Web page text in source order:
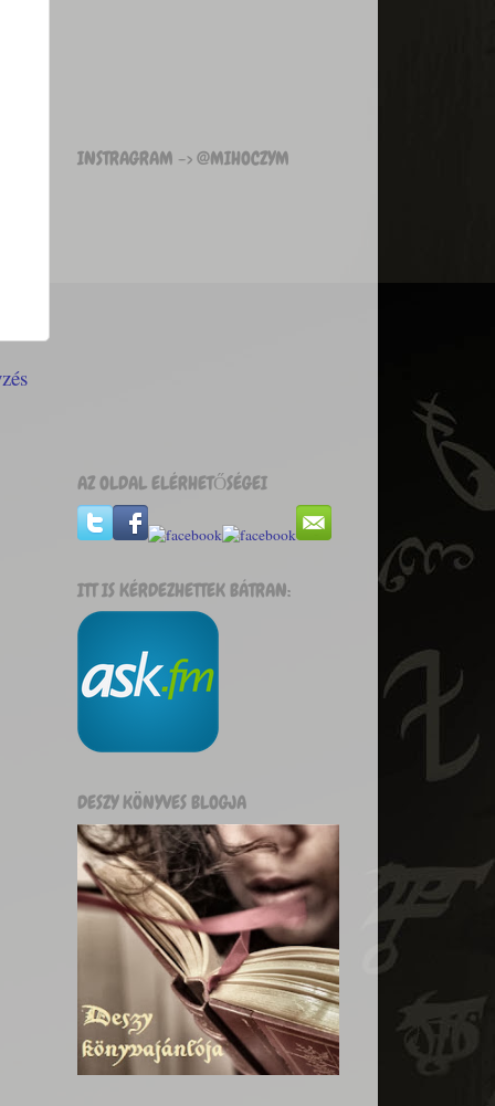
INSTRAGRAM -> @MIHOCZYM
AZ OLDAL ELÉRHETŐSÉGEI
ITT IS KÉRDEZHETTEK BÁTRAN:
DESZY KÖNYVES BLOGJA